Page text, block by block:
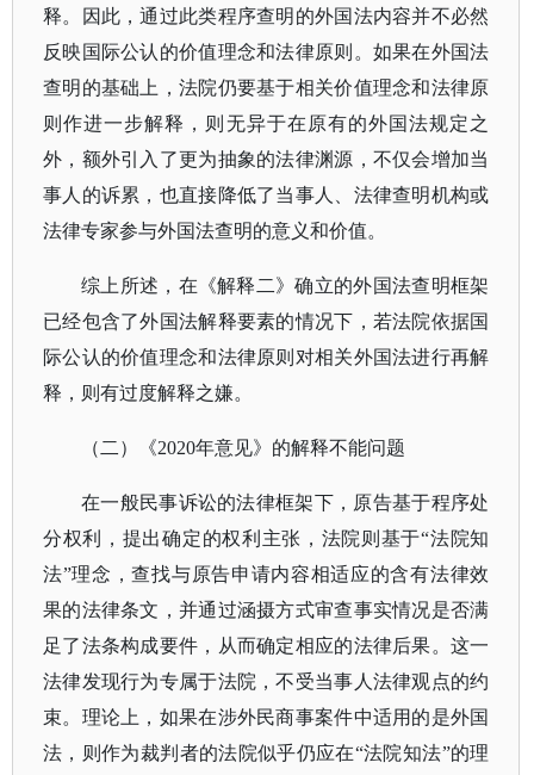
释。因此，通过此类程序查明的外国法内容并不必然
反映国际公认的价值理念和法律原则。如果在外国法
查明的基础上，法院仍要基于相关价值理念和法律原
则作进一步解释，则无异于在原有的外国法规定之
外，额外引入了更为抽象的法律渊源，不仅会增加当
事人的诉累，也直接降低了当事人、法律查明机构或
法律专家参与外国法查明的意义和价值。
综上所述，在《解释二》确立的外国法查明框架
已经包含了外国法解释要素的情况下，若法院依据国
际公认的价值理念和法律原则对相关外国法进行再解
释，则有过度解释之嫌。
（二） 《2020年意见》的解释不能问题
在一般民事诉讼的法律框架下，原告基于程序处
分权利，提出确定的权利主张，法院则基于“法院知
法”理念，查找与原告申请内容相适应的含有法律效
果的法律条文，并通过涵摄方式审查事实情况是否满
足了法条构成要件，从而确定相应的法律后果。这一
法律发现行为专属于法院，不受当事人法律观点的约
束。理论上，如果在涉外民商事案件中适用的是外国
法，则作为裁判者的法院似乎仍应在“法院知法”的理